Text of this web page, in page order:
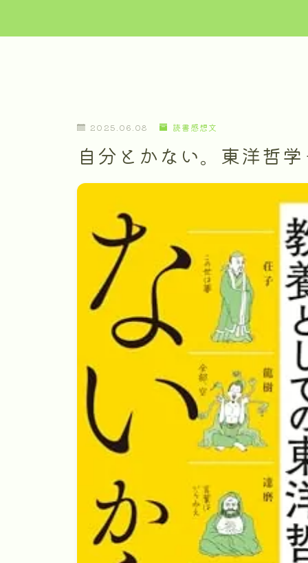
2025.06.08 読書感想文
自分とかない。東洋哲